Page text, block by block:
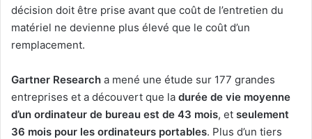
décision doit être prise avant que coût de l’entretien du
matériel ne devienne plus élevé que le coût d’un
remplacement.
Gartner Research a mené une étude sur 177 grandes
entreprises et a découvert que la durée de vie moyenne
d’un ordinateur de bureau est de 43 mois, et seulement
36 mois pour les ordinateurs portables. Plus d’un tiers